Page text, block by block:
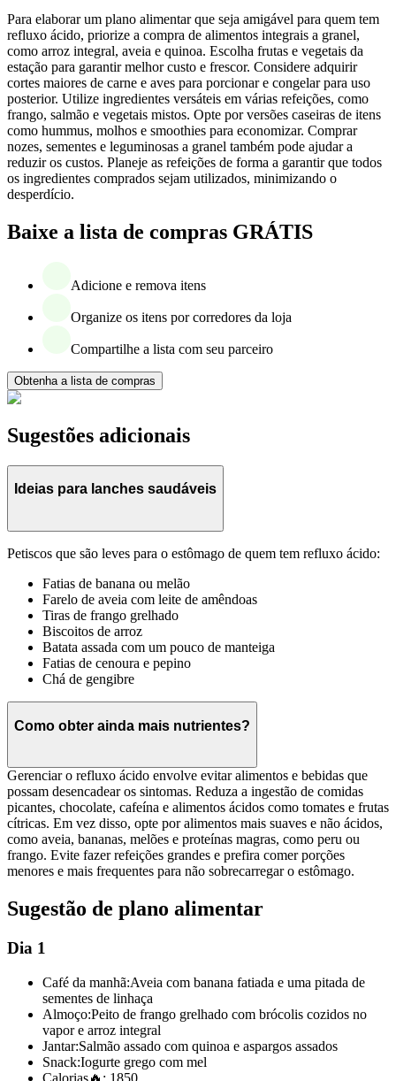
Para elaborar um plano alimentar que seja amigável para quem tem
refluxo ácido, priorize a compra de alimentos integrais a granel,
como arroz integral, aveia e quinoa. Escolha frutas e vegetais da
estação para garantir melhor custo e frescor. Considere adquirir
cortes maiores de carne e aves para porcionar e congelar para uso
posterior. Utilize ingredientes versáteis em várias refeições, como
frango, salmão e vegetais mistos. Opte por versões caseiras de itens
como hummus, molhos e smoothies para economizar. Comprar
nozes, sementes e leguminosas a granel também pode ajudar a
reduzir os custos. Planeje as refeições de forma a garantir que todos
os ingredientes comprados sejam utilizados, minimizando o
desperdício.
Baixe a lista de compras GRÁTIS
Adicione e remova itens
Organize os itens por corredores da loja
Compartilhe a lista com seu parceiro
Obtenha a lista de compras
Sugestões adicionais
Ideias para lanches saudáveis
Petiscos que são leves para o estômago de quem tem refluxo ácido:
Fatias de banana ou melão
Farelo de aveia com leite de amêndoas
Tiras de frango grelhado
Biscoitos de arroz
Batata assada com um pouco de manteiga
Fatias de cenoura e pepino
Chá de gengibre
Como obter ainda mais nutrientes?
Gerenciar o refluxo ácido envolve evitar alimentos e bebidas que
possam desencadear os sintomas. Reduza a ingestão de comidas
picantes, chocolate, cafeína e alimentos ácidos como tomates e frutas
cítricas. Em vez disso, opte por alimentos mais suaves e não ácidos,
como aveia, bananas, melões e proteínas magras, como peru ou
frango. Evite fazer refeições grandes e prefira comer porções
menores e mais frequentes para não sobrecarregar o estômago.
Sugestão de plano alimentar
Dia 1
Café da manhã:Aveia com banana fatiada e uma pitada de
sementes de linhaça
Almoço:Peito de frango grelhado com brócolis cozidos no
vapor e arroz integral
Jantar:Salmão assado com quinoa e aspargos assados
Snack:Iogurte grego com mel
Calorias🔥: 1850